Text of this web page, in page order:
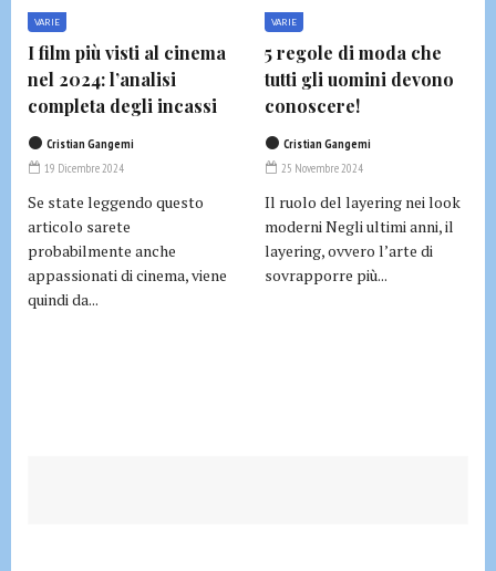
VARIE
I film più visti al cinema
nel 2024: l’analisi
completa degli incassi
Cristian Gangemi
19 Dicembre 2024
Se state leggendo questo
articolo sarete
probabilmente anche
appassionati di cinema, viene
quindi da...
VARIE
5 regole di moda che
tutti gli uomini devono
conoscere!
Cristian Gangemi
25 Novembre 2024
Il ruolo del layering nei look
moderni Negli ultimi anni, il
layering, ovvero l’arte di
sovrapporre più...